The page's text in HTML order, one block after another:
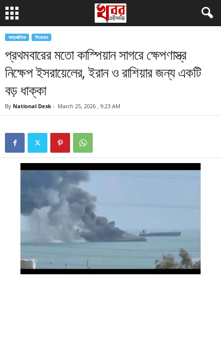
আন্তর্জাতিক শিরোনাম
প্রথমবারের মতো কাস্পিয়ান সাগরে ক্ষেপণাস্ত্র
নিক্ষেপ ইসরায়েলের, ইরান ও রাশিয়ার জন্য একটি
বড় ধাক্কা
By National Desk - March 25, 2026 , 9:23 AM